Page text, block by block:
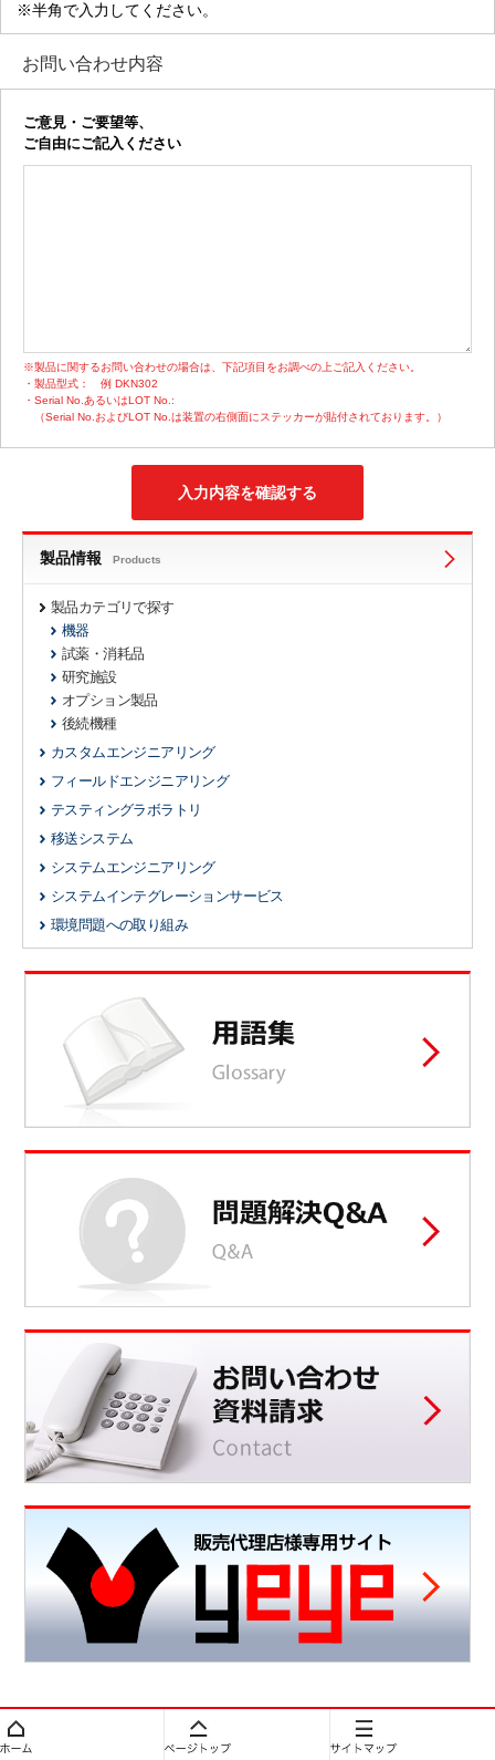
※半角で入力してください。
お問い合わせ内容
ご意見・ご要望等、
ご自由にご記入ください
※製品に関するお問い合わせの場合は、下記項目をお調べの上ご記入ください。
・製品型式：
例 DKN302
・Serial No.あるいはLOT No.:
（Serial No.およびLOT No.は装置の右側面にステッカーが貼付されております。）
製品情報 Products
製品カテゴリで探す
機器
試薬・消耗品
研究施設
オプション製品
後続機種
カスタムエンジニアリング
フィールドエンジニアリング
テスティングラボラトリ
移送システム
システムエンジニアリング
システムインテグレーションサービス
環境問題への取り組み